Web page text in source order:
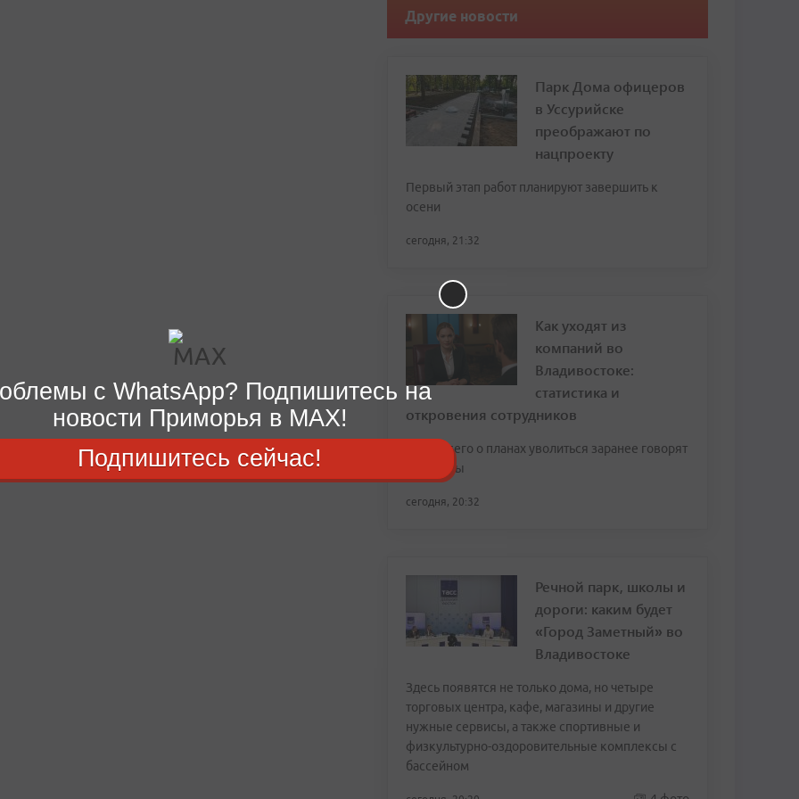
Другие новости
Парк Дома офицеров
в Уссурийске
преображают по
нацпроекту
Первый этап работ планируют завершить к
осени
сегодня, 21:32
Как уходят из
компаний во
Владивостоке:
статистика и
откровения сотрудников
Чаще всего о планах уволиться заранее говорят
женщины
сегодня, 20:32
Речной парк, школы и
дороги: каким будет
«Город Заметный» во
Владивостоке
Здесь появятся не только дома, но четыре
торговых центра, кафе, магазины и другие
нужные сервисы, а также спортивные и
физкультурно-оздоровительные комплексы с
бассейном
с WhatsApp? Подпишитесь на
новости Приморья в MAX!
Подпишитесь сейчас!